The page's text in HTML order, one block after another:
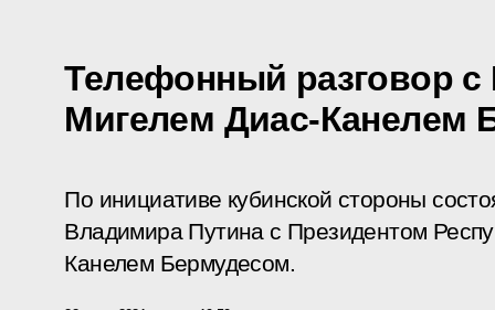
Телефонный разговор
Мигелем Диас-Канелем
По инициативе кубинской стороны
Владимира Путина с Президентом
Канелем Бермудесом.